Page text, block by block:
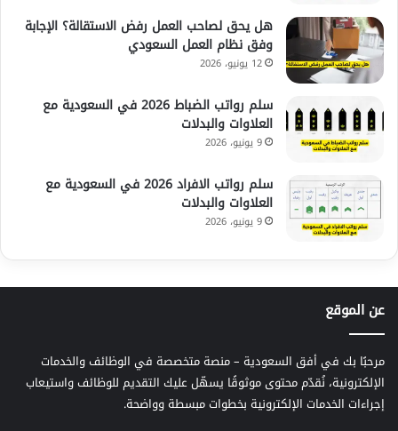
هل يحق لصاحب العمل رفض الاستقالة؟ الإجابة
وفق نظام العمل السعودي
12 يونيو، 2026
سلم رواتب الضباط 2026 في السعودية مع
العلاوات والبدلات
9 يونيو، 2026
سلم رواتب الافراد 2026 في السعودية مع
العلاوات والبدلات
9 يونيو، 2026
عن الموقع
مرحبًا بك في أفق السعودية – منصة متخصصة في الوظائف والخدمات
الإلكترونية، نُقدّم محتوى موثوقًا يسهّل عليك التقديم للوظائف واستيعاب
إجراءات الخدمات الإلكترونية بخطوات مبسطة وواضحة.